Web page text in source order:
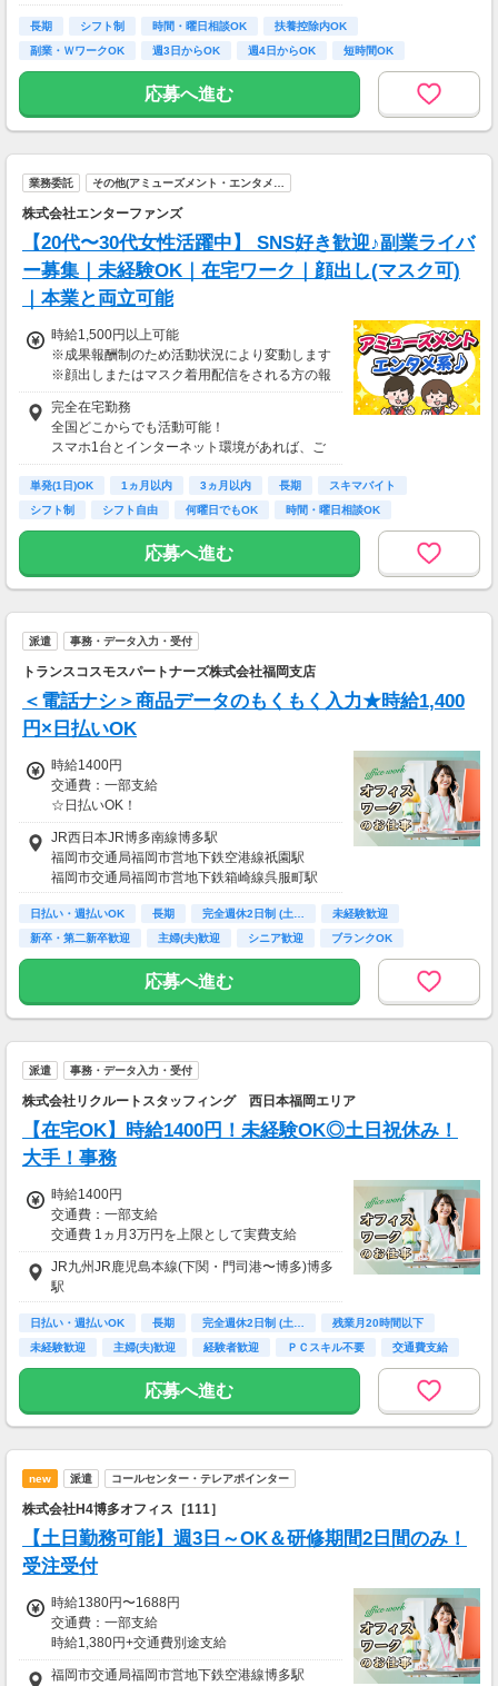
【時給詳細】
平日)1300円
土日祝)1420円
・年末年始手当：12/30～1/4の間に1日3.75h以
上勤務で下記支給
12/31～1/3が1日5000円
長期 シフト制 時間・曜日相談OK
扶養控除内OK
副業・ＷワークOK
週3日からOK 週4日からOK
短時間OK
16時前退社OK
応募へ進む
業務委託 その他(アミューズメント・エンタメ…
株式会社エンターファンズ
【20代〜30代女性活躍中】 SNS好き歓迎♪副業ライバ
ー募集｜未経験OK｜在宅ワーク｜顔出し(マスク可)
｜本業と両立可能
時給1,500円以上可能
※成果報酬制のため活動状況により変動します
※顔出しまたはマスク着用配信をされる方の報
酬基準となります
【収入例】
■事務職Aさん（週3日・月50時間程度）
月収8万円～15万円
月収15万円～25万円
■主婦Cさん（月100時間程度）
月収20万円以上
現在活躍中のライバーの多くは会社員や主婦の
方。
本業や家庭と両立しながら副業として活動され
ています。
完全在宅勤務
全国どこからでも活動可能！
スマホ1台とインターネット環境があれば、ご
自宅からスタートできます。
通勤時間ゼロだから、本業やプライベートとの
両立もラクラク♪
単発(1日)OK 1ヵ月以内 3ヵ月以内 長期
スキマバイト
シフト制
シフト自由 何曜日でもOK 時間・曜日相談OK
応募へ進む
派遣 事務・データ入力・受付
トランスコスモスパートナーズ株式会社福岡支店
＜電話ナシ＞商品データのもくもく入力★時給1,400
円×日払いOK
時給1400円
交通費：一部支給
☆日払いOK！
・交通費別途支給
JR西日本JR博多南線博多駅
福岡市交通局福岡市営地下鉄空港線祇園駅
福岡市交通局福岡市営地下鉄箱崎線呉服町駅
日払い・週払いOK 長期 完全週休2日制 (土…
未経験歓迎
新卒・第二新卒歓迎
主婦(夫)歓迎 シニア歓迎
ブランクOK
交通費支給
応募へ進む
派遣 事務・データ入力・受付
株式会社リクルートスタッフィング 西日本福岡エリア
【在宅OK】時給1400円！未経験OK◎土日祝休み！
大手！事務
時給1400円
交通費：一部支給
交通費 1ヵ月3万円を上限として実費支給
月収例 23万2750円 時給1400円×実働8h×週5日
×4週+残業5h
※月収例を保証するものではありません。
※給与即受取りサービス利用可（利用条件有）
ha_rs_001
JR九州JR鹿児島本線(下関・門司港〜博多)博多
駅
日払い・週払いOK 長期 完全週休2日制 (土…
残業月20時間以下
未経験歓迎
主婦(夫)歓迎 経験者歓迎 ＰＣスキル不要 交通費支給
応募へ進む
new 派遣 コールセンター・テレアポインター
株式会社H4博多オフィス［111］
【土日勤務可能】週3日～OK＆研修期間2日間のみ！
受注受付
時給1380円〜1688円
交通費：一部支給
時給1,380円+交通費別途支給
（支給上限額：15,000円まで/月）
福岡市交通局福岡市営地下鉄空港線博多駅